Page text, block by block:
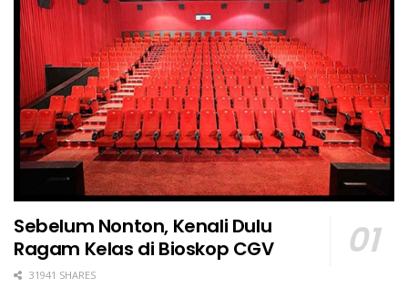
Sebelum Nonton, Kenali Dulu
Ragam Kelas di Bioskop CGV
31941 SHARES